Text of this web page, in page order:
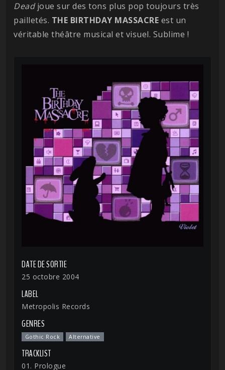
Deadjoue sur des tons plus pop toujours très
pailletés. THE BIRTHDAY MASSACRE est un
véritable théâtre musical et visuel. Sublime !
DATE DE SORTIE
25 octobre 2004
LABEL
Metropolis Records
GENRES
Gothic Rock Alternative
TRACKLIST
01. Prologue